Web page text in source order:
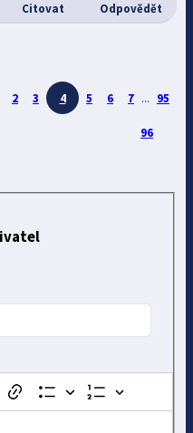
Citovat Odpovědět
2 3 4 5 6 7 ... 95
96